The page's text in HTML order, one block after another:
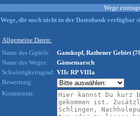
Wege
Wege, die noch nicht in der Datenbank verfügbar
Allgemeine Daten:
Name des Gipfels:
Ganskopf, Rathener Gebiet
Name des Weges:
Gänsemarsch
Schwierigkeitsgrad: VIIc RP VIIIa
Bewertung:
Kommentar: